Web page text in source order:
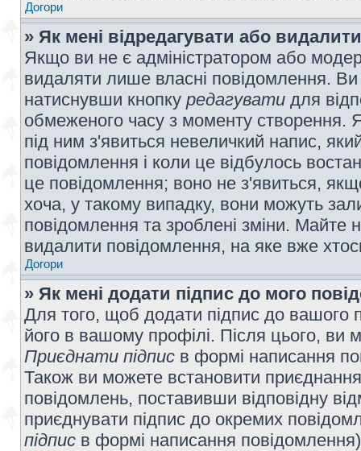
Догори
» Як мені відредагувати або
Якщо ви не є адміністратором або
видаляти лише власні повідомлення.
натиснувши кнопку редагувати для
обмеженого часу з моменту створення.
під ним з'явиться невеличкий напис,
повідомлення і коли це відбулось
це повідомлення; воно не з'явиться,
хоча, у такому випадку, вони можуть
повідомлення та зроблені зміни. Майте
видалити повідомлення, на яке вже
Догори
» Як мені додати підпис до мого
Для того, щоб додати підпис до вашого
його в вашому профілі. Після цього, ви
Приєднати підпис в формі написання
Також ви можете встановити
повідомлень, поставивши відповідну
приєднувати підпис до окремих
підпис в формі написання